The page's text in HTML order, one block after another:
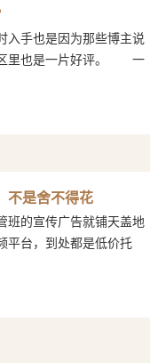
也是因为那些博主说
区里也是一片好评。 一
不是舍不得花
宣传广告就铺天盖地
平台，到处都是低价托